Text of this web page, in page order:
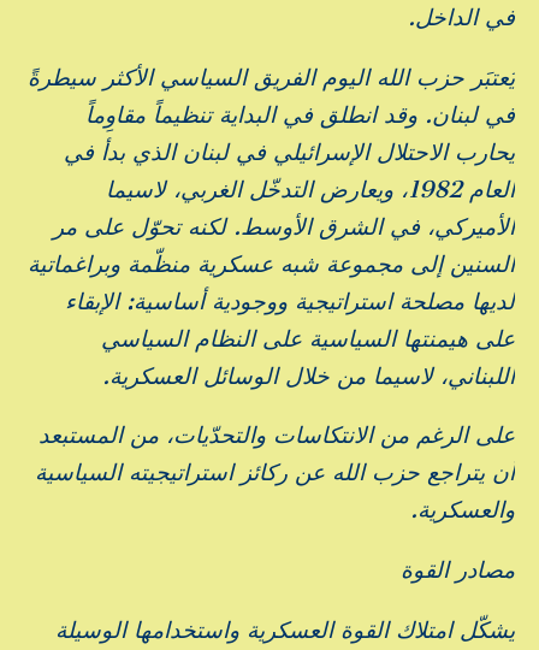
في الداخل.
يُعتبَر حزب الله اليوم الفريق السياسي الأكثر سيطرةً
في لبنان. وقد انطلق في البداية تنظيماً مقاوِماً
يحارب الاحتلال الإسرائيلي في لبنان الذي بدأ في
العام 1982، ويعارض التدخّل الغربي، لاسيما
الأميركي، في الشرق الأوسط. لكنه تحوّل على مر
السنين إلى مجموعة شبه عسكرية منظّمة وبراغماتية
لديها مصلحة استراتيجية ووجودية أساسية: الإبقاء
على هيمنتها السياسية على النظام السياسي
اللبناني، لاسيما من خلال الوسائل العسكرية.
على الرغم من الانتكاسات والتحدّيات، من المستبعد
أن يتراجع حزب الله عن ركائز استراتيجيته السياسية
والعسكرية.
مصادر القوة
يشكّل امتلاك القوة العسكرية واستخدامها الوسيلة